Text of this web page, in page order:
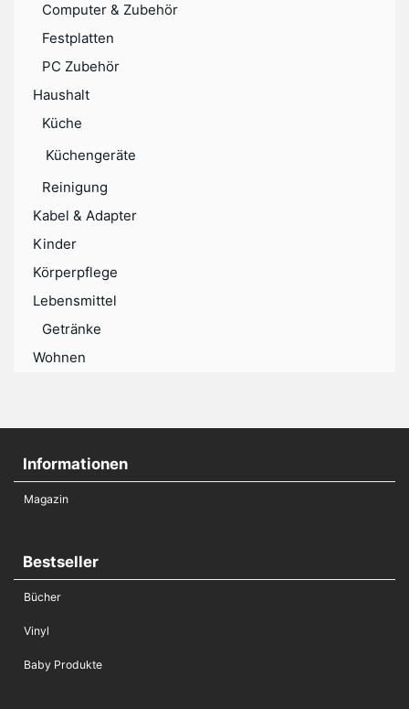
Computer & Zubehör
Festplatten
PC Zubehör
Haushalt
Küche
Küchengeräte
Reinigung
Kabel & Adapter
Kinder
Körperpflege
Lebensmittel
Getränke
Wohnen
Informationen
Magazin
Bestseller
Bücher
Vinyl
Baby Produkte